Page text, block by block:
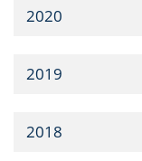
2020
2019
2018